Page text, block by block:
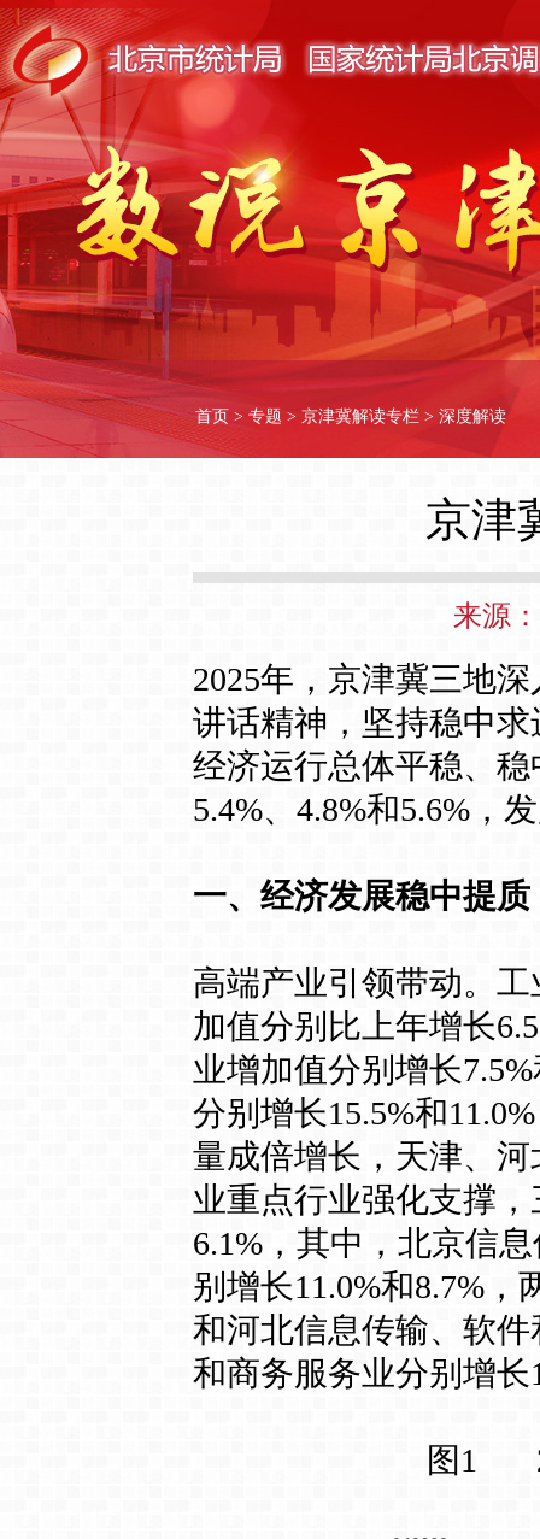
首页 > 专题 > 京津冀解读专栏 > 深度解读
京津
来源
2025年，京津冀三地
讲话精神，坚持稳中
经济运行总体平稳、
5.4%、4.8%和5.6%，
一、经济发展稳中提质
高端产业引领带动。
加值分别比上年增长
业增加值分别增长
分别增长15.5%和
量成倍增长，天津、河
业重点行业强化支撑
6.1%，其中，北京信
别增长11.0%和8.7%
和河北信息传输、软件
和商务服务业分别增长
图1